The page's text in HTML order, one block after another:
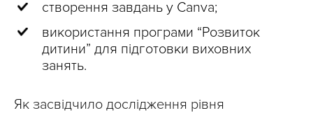
створення завдань у Canva;
використання програми “Розвиток
дитини” для підготовки виховних
занять.
Як засвідчило дослідження рівня